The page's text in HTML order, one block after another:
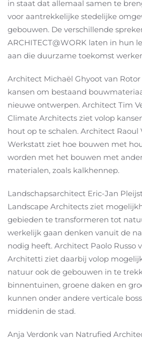
in staat dat allemaal samen te
voor aantrekkelijke stedelijke
gebouwen. De verschillende
ARCHITECT@WORK laten in hun
aan die duurzame toekomst
Architect Michaël Ghyoot van
kansen om bestaand
nieuwe ontwerpen. Architect Tim
Climate Architects ziet volop
hout op te schalen. Architect Raoul
Werkstatt ziet hoe bouwen met
worden met het bouwen met
materialen, zoals kalkhennep.
Landschapsarchitect Eric-Jan
Landscape Architects ziet
gebieden te transformeren tot
werkelijk gaan denken vanuit de
nodig heeft. Architect Paolo Russo
Architetti ziet daarbij volop
natuur ook de gebouwen in te
binnentuinen, groene daken en
kunnen onder andere verticale
middenin de stad.
Anja Verdonk van Natrufied